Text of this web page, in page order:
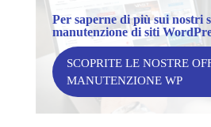
Per saperne di più sui nostri
manutenzione di siti
SCOPRITE LE NOSTRE
MANUTENZIONE WP